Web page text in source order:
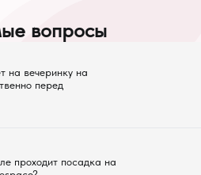
вопросы
на вечеринку на
перед
за жесткого лимита мест и
проходит посадка на